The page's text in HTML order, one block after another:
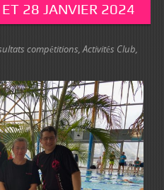
28 JANVIER 2024
compétitions,Activités Club,